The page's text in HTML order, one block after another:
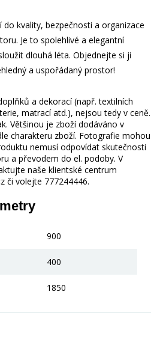
do kvality, bezpečnosti a organizace
Je to spolehlivé a elegantní
dlouhá léta. Objednejte si ji
a uspořádaný prostor!
a dekorací (např. textilních
matrací atd.), nejsou tedy v ceně.
Většinou je zboží dodáváno v
charakteru zboží. Fotografie mohou
nemusí odpovídat skutečnosti
a převodem do el. podoby. V
naše klientské centrum
či volejte 777244446.
900
400
1850